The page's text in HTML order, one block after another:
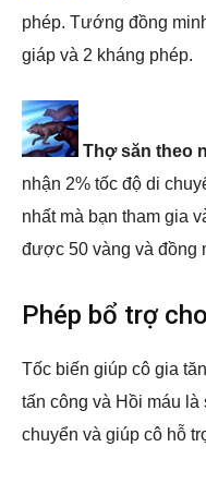
phép. Tướng đồng
giáp và 2 kháng phép.
Thợ săn theo
nhận 2% tốc độ di
nhất mà bạn tham gia
được 50 vàng và đồng
Phép bổ trợ
Tốc biến giúp cô gia
tấn công và Hồi máu
chuyển và giúp cô hỗ